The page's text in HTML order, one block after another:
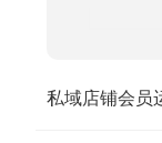
私域店铺会员